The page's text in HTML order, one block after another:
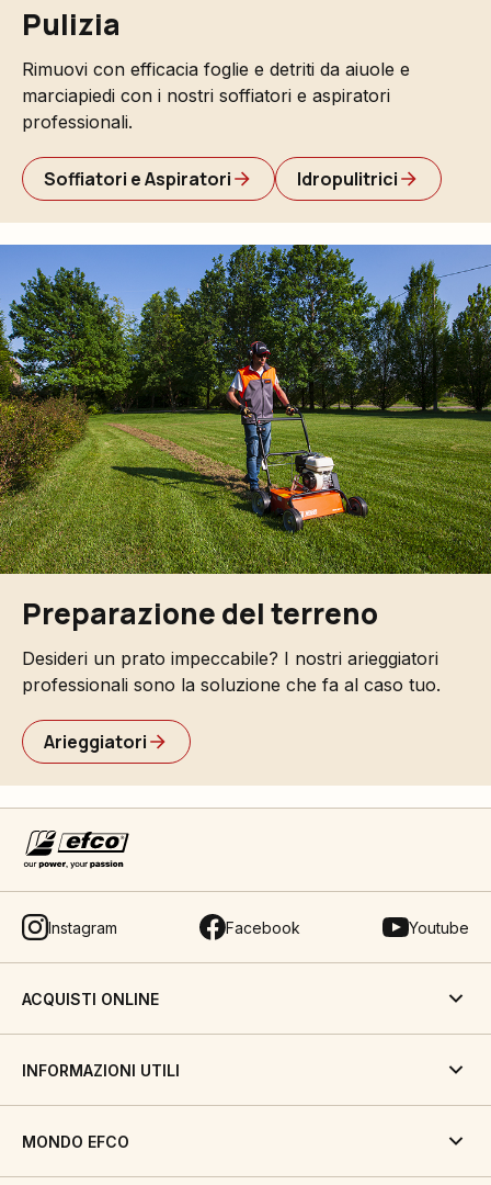
Pulizia
Rimuovi con efficacia foglie e detriti da aiuole e
marciapiedi con i nostri soffiatori e aspiratori
professionali.
Soffiatori e Aspiratori Idropulitrici
Preparazione del terreno
Desideri un prato impeccabile? I nostri arieggiatori
professionali sono la soluzione che fa al caso tuo.
Arieggiatori
Instagram Facebook Youtube
ACQUISTI ONLINE
INFORMAZIONI UTILI
MONDO EFCO